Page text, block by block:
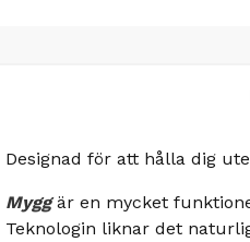
Designad för att hålla dig
Myggär en mycket
Teknologin liknar det